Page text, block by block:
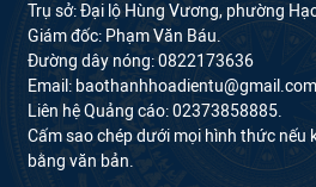
Trụ sở: Đại lộ Hùng Vương, phường
Giám đốc: Phạm Văn Báu.
Đường dây nóng: 0822173636
Email: baothanhhoadientu@gmail.com
Liên hệ Quảng cáo: 02373858885.
Cấm sao chép dưới mọi hình thức nếu
bằng văn bản.